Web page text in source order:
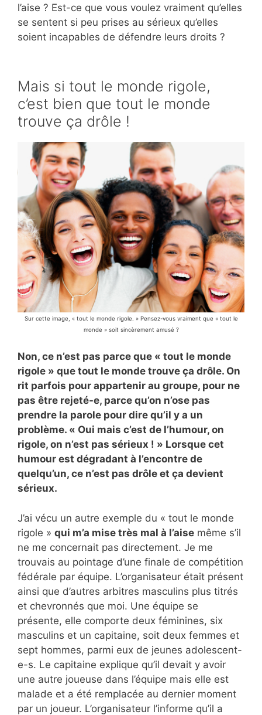
l’aise ? Est-ce que vous voulez vraiment qu’elles
se sentent si peu prises au sérieux qu’elles
soient incapables de défendre leurs droits ?
Mais si tout le monde rigole,
c’est bien que tout le monde
trouve ça drôle !
Sur cette image, « tout le monde rigole. » Pensez-vous vraiment que « tout le
monde » soit sincèrement amusé ?
Non, ce n’est pas parce que « tout le monde
rigole » que tout le monde trouve ça drôle. On
rit parfois pour appartenir au groupe, pour ne
pas être rejeté-e, parce qu’on n’ose pas
prendre la parole pour dire qu’il y a un
problème. « Oui mais c’est de l’humour, on
rigole, on n’est pas sérieux ! » Lorsque cet
humour est dégradant à l’encontre de
quelqu’un, ce n’est pas drôle et ça devient
sérieux.
J’ai vécu un autre exemple du « tout le monde
rigole » qui m’a mise très mal à l’aise même s’il
ne me concernait pas directement. Je me
trouvais au pointage d’une finale de compétition
fédérale par équipe. L’organisateur était présent
ainsi que d’autres arbitres masculins plus titrés
et chevronnés que moi. Une équipe se
présente, elle comporte deux féminines, six
masculins et un capitaine, soit deux femmes et
sept hommes, parmi eux de jeunes adolescent-
e-s. Le capitaine explique qu’il devait y avoir
une autre joueuse dans l’équipe mais elle est
malade et a été remplacée au dernier moment
par un joueur. L’organisateur l’informe qu’il a